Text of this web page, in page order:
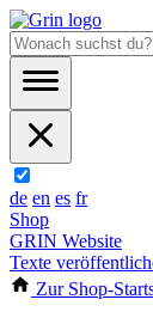
de en es fr
Shop
GRIN Website
Texte
Zur Shop-